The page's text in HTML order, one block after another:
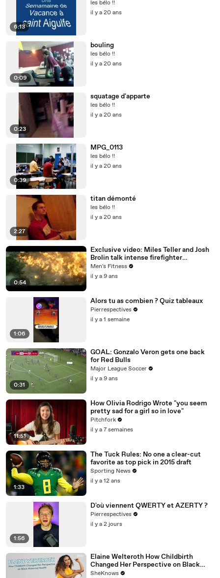
6:13
les bélo !!
il y a 20 ans
0:09
bouling
les bélo !!
il y a 20 ans
0:23
squatage d'apparte
les bélo !!
il y a 20 ans
0:39
MPG_0113
les bélo !!
il y a 20 ans
2:27
titan démonté
les bélo !!
il y a 20 ans
0:54
Exclusive video: Miles Teller and Josh
Brolin talk intense firefighter
bootcamp for ‘Only the Brave’
Men's Fitness
il y a 9 ans
1:06
Alors tu as combien ? Quiz tableaux
Pierrespectives
il y a 1 semaine
0:31
GOAL: Gonzalo Veron gets one back
for Red Bulls
Major League Soccer
il y a 9 ans
11:51
How Olivia Rodrigo Wrote "you seem
pretty sad for a girl so in love"
Pitchfork
il y a 7 semaines
1:33
The Tuck Rules: No one a clear-cut
favorite as top pick in 2015 draft
Sporting News
il y a 12 ans
1:56
D'où viennent QWERTY et AZERTY ?
Pierrespectives
il y a 2 jours
Elaine Welteroth How Childbirth
Changed Her Perspective on Black
Maternal Health
SheKnows